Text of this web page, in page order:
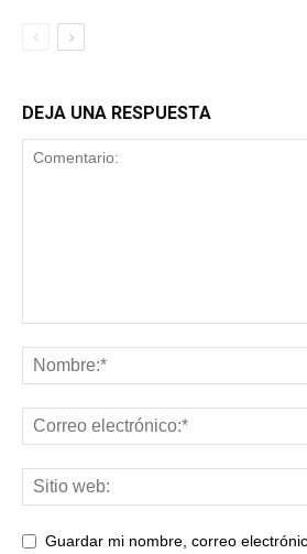
DEJA UNA RESPUESTA
Guardar mi nombre, correo